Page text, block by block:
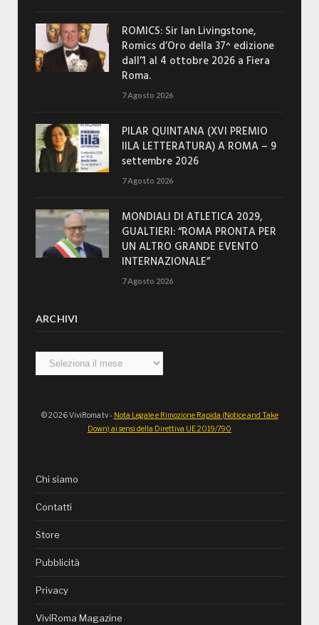
ROMICS: Sir Ian Livingstone,
Romics d’Oro della 37^ edizione
dall’1 al 4 ottobre 2026 a Fiera
Roma.
7 Agosto 2026
PILAR QUINTANA (XVI PREMIO
IILA LETTERATURA) A ROMA – 9
settembre 2026
7 Agosto 2026
MONDIALI DI ATLETICA 2029,
GUALTIERI: “ROMA PRONTA PER
UN ALTRO GRANDE EVENTO
INTERNAZIONALE”
7 Agosto 2026
ARCHIVI
Archivi
© 2026 ViviRoma.tv - Nota Legale e Rimozione Rapida (Notice and Take
Down) ai sensi della Direttiva UE 2019/790
Chi siamo
Contatti
Store
Pubblicità
Privacy
ViviRoma Magazine